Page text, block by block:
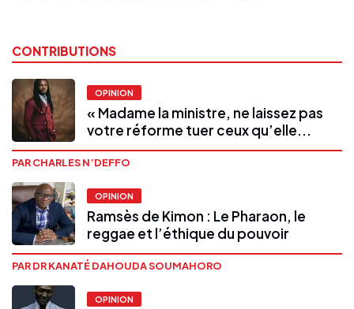
CONTRIBUTIONS
OPINION
« Madame la ministre, ne laissez pas
votre réforme tuer ceux qu’elle...
PAR CHARLES N’DEFFO
OPINION
Ramsès de Kimon : Le Pharaon, le
reggae et l’éthique du pouvoir
PAR DR KANATÉ DAHOUDA SOUMAHORO
OPINION